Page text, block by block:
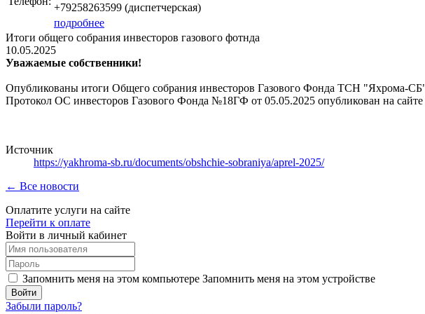
+79258263599 (диспетчерская)
подробнее
Итоги общего собрания инвесторов газового фотнда
10.05.2025
Уважаемые собственники!
Опубликованы итоги Общего собрания инвесторов Газового Фонда ТСН "Яхрома-
Протокол ОС инвесторов Газового Фонда №18ГФ от 05.05.2025 опубликован на
Источник
https://yakhroma-sb.ru/documents/obshchie-sobraniya/aprel-2025/
← Все новости
Оплатите услуги на сайте
Перейти к оплате
Войти в личный кабинет
Запомнить меня на этом компьютере Запомнить меня на этом устройстве
Забыли пароль?